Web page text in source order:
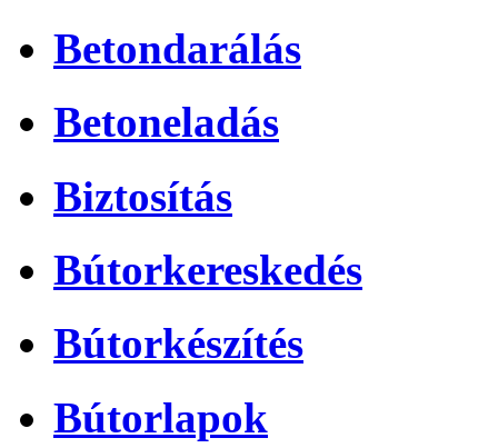
Betondarálás
Betoneladás
Biztosítás
Bútorkereskedés
Bútorkészítés
Bútorlapok